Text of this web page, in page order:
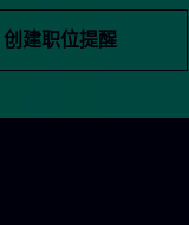
创建职位提醒